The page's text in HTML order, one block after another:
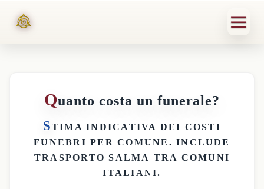
Quanto costa un funerale?
STIMA INDICATIVA DEI COSTI
FUNEBRI PER COMUNE . INCLUDE
TRASPORTO SALMA TRA COMUNI
ITALIANI.